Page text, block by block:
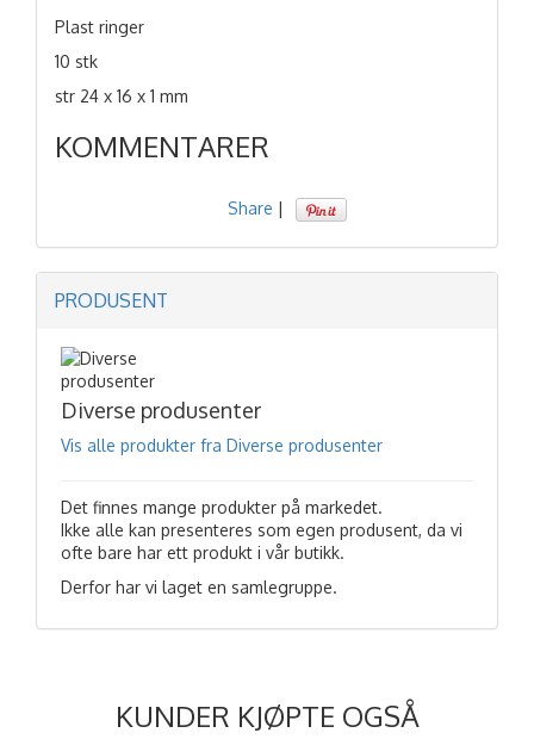
Plast ringer
10 stk
str 24 x 16 x 1 mm
KOMMENTARER
Share |
PRODUSENT
Diverse produsenter
Vis alle produkter fra Diverse produsenter
Det finnes mange produkter på markedet.
Ikke alle kan presenteres som egen produsent, da vi
ofte bare har ett produkt i vår butikk.
Derfor har vi laget en samlegruppe.
KUNDER KJØPTE OGSÅ